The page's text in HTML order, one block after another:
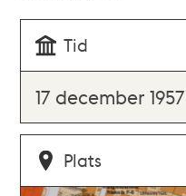
Tid
17 december 1957
Plats